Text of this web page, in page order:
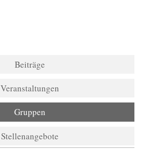
Beiträge
Veranstaltungen
Gruppen
Stellenangebote